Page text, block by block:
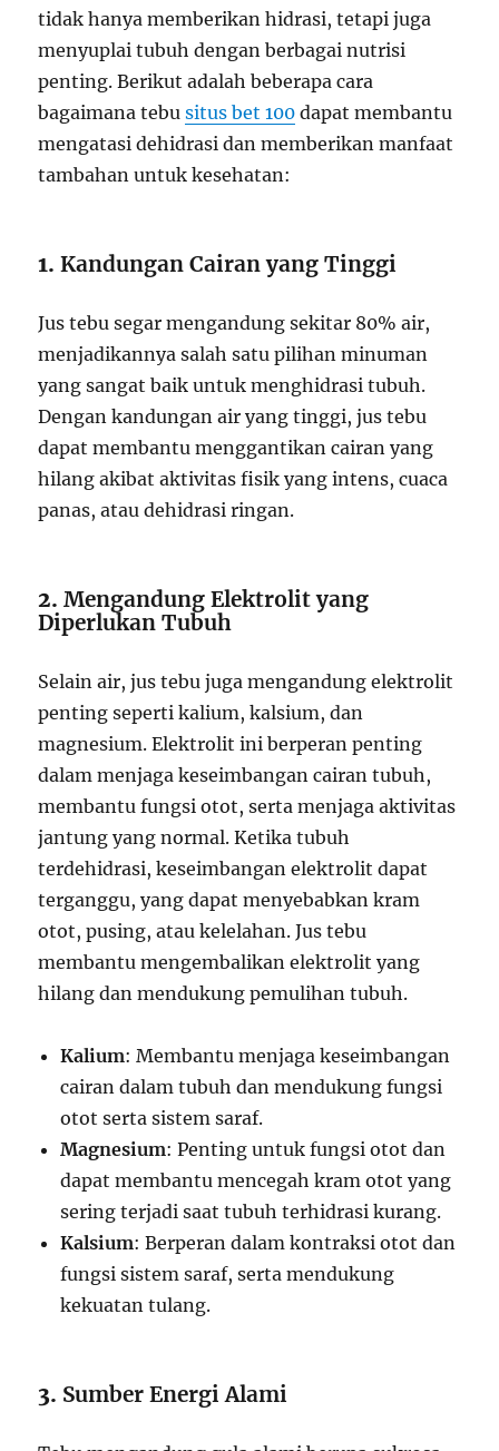
tidak hanya memberikan hidrasi, tetapi juga
menyuplai tubuh dengan berbagai nutrisi
penting. Berikut adalah beberapa cara
bagaimana tebusitus bet 100 dapat membantu
mengatasi dehidrasi dan memberikan manfaat
tambahan untuk kesehatan:
1.Kandungan Cairan yang Tinggi
Jus tebu segar mengandung sekitar 80% air,
menjadikannya salah satu pilihan minuman
yang sangat baik untuk menghidrasi tubuh.
Dengan kandungan air yang tinggi, jus tebu
dapat membantu menggantikan cairan yang
hilang akibat aktivitas fisik yang intens, cuaca
panas, atau dehidrasi ringan.
2.Mengandung Elektrolit yang
Diperlukan Tubuh
Selain air, jus tebu juga mengandung elektrolit
penting seperti kalium, kalsium, dan
magnesium. Elektrolit ini berperan penting
dalam menjaga keseimbangan cairan tubuh,
membantu fungsi otot, serta menjaga aktivitas
jantung yang normal. Ketika tubuh
terdehidrasi, keseimbangan elektrolit dapat
terganggu, yang dapat menyebabkan kram
otot, pusing, atau kelelahan. Jus tebu
membantu mengembalikan elektrolit yang
hilang dan mendukung pemulihan tubuh.
Kalium: Membantu menjaga keseimbangan
cairan dalam tubuh dan mendukung fungsi
otot serta sistem saraf.
Magnesium: Penting untuk fungsi otot dan
dapat membantu mencegah kram otot yang
sering terjadi saat tubuh terhidrasi kurang.
Kalsium: Berperan dalam kontraksi otot dan
fungsi sistem saraf, serta mendukung
kekuatan tulang.
3. Sumber Energi Alami